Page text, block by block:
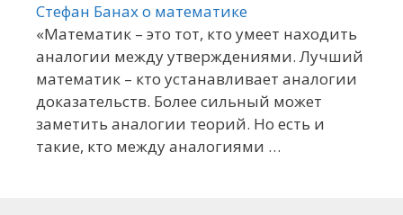
Стефан Банах о математике
«Математик – это тот, кто умеет находить
аналогии между утверждениями. Лучший
математик – кто устанавливает аналогии
доказательств. Более сильный может
заметить аналогии теорий. Но есть и
такие, кто между аналогиями …